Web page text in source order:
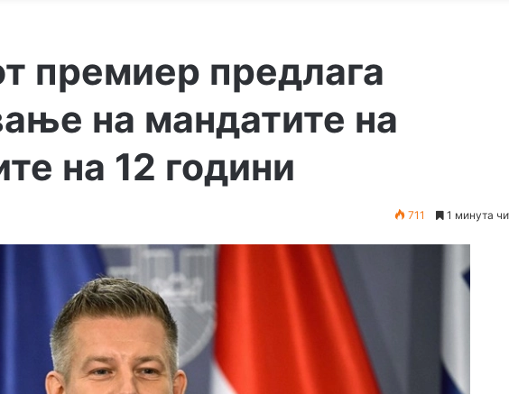
премиер предлага
на мандатите на
на 12 години
711 1 минута